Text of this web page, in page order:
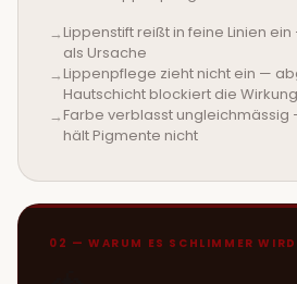
Lippenstift reißt in feine Linien
als Ursache
Lippenpflege zieht nicht ein —
Hautschicht blockiert die Wirkung
Farbe verblasst ungleichmässig
hält Pigmente nicht
02 — WARUM ES SCHLIMMER WIRD